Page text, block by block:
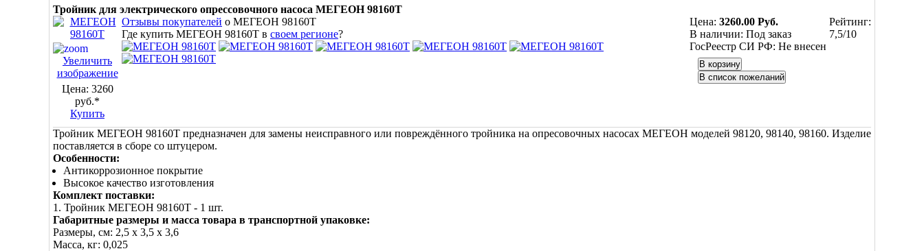
Тройник для электрического опрессовочного насоса МЕГЕОН 98160Т
Увеличить
изображение
Цена: 3260
руб.*
Купить
Отзывы покупателей о МЕГЕОН 98160Т
Где купить МЕГЕОН 98160Т в своем регионе?
Цена: 3260.00 Руб.
В наличии: Под заказ
ГосРеестр СИ РФ: Не внесен
Рейтинг:
7,5/10
Тройник МЕГЕОН 98160Т предназначен для замены неисправного или повреждённого тройника на опресовочных насосах МЕГЕОН моделей 98120, 98140, 98160. Изделие
поставляется в сборе со штуцером.
Особенности:
Антикоррозионное покрытие
Высокое качество изготовления
Комплект поставки:
1. Тройник МЕГЕОН 98160Т - 1 шт.
Габаритные размеры и масса товара в транспортной упаковке:
Размеры, см: 2,5 x 3,5 x 3,6
Масса, кг: 0,025